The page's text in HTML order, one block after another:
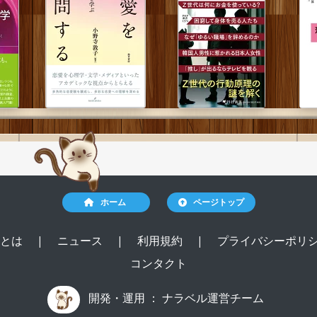
ホーム ページトップ
は | ニュース | 利用規約 |
プライバシーポリ
コンタクト
開発・運用 ： ナラベル運営チーム